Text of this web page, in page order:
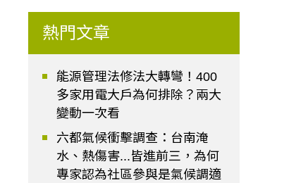
熱門文章
能源管理法修法大轉彎！400
多家用電大戶為何排除？兩大
變動一次看
六都氣候衝擊調查：台南淹
水、熱傷害...皆進前三，為何
專家認為社區參與是氣候調適